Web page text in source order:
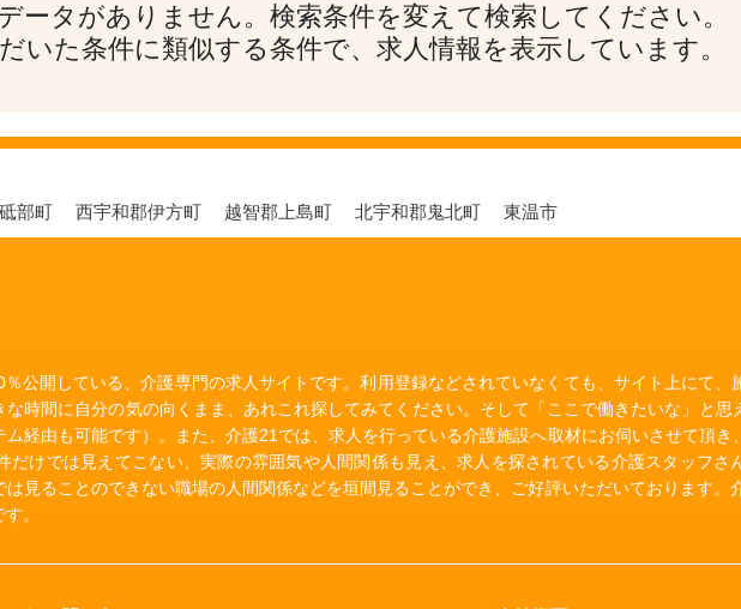
ータがありません。検索条件を変えて検索してください。
いた条件に類似する条件で、求人情報を表示しています。
部町 西宇和郡伊方町 越智郡上島町 北宇和郡鬼北町 東温市
公開している、介護専門の求人サイトです。利用登録などされていなくても、サイト上にて、
時間に自分の気の向くまま、あれこれ探してみてください。そして「ここで働きたいな」と思
経由も可能です）。また、介護21では、求人を行っている介護施設へ取材にお伺いさせて頂き
だけでは見えてこない、実際の雰囲気や人間関係も見え、求人を探されている介護スタッフさ
見ることのできない職場の人間関係などを垣間見ることができ、ご好評いただいております。
。